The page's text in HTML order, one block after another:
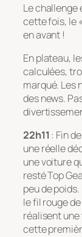
Le challenge
cette fois, le
en avant !
En plateau,
calculées,
marqué. Les
des news.
22h11: Fin
une réelle
une voiture
resté Top
peu de
le fil rouge
réalisent une
cette